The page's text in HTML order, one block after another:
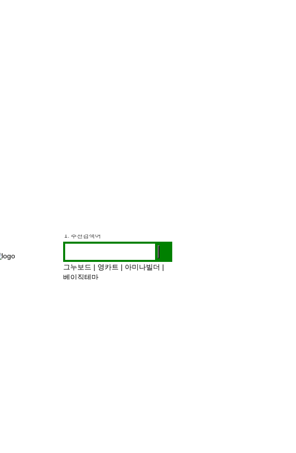
1. 추천검색어
3. 작가인터뷰
그누보드 | 영카트 | 아미나빌더 |
베이직테마